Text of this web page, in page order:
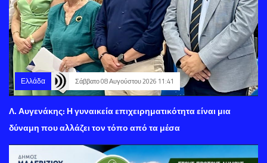
Ελλάδα Σάββατο 08 Αυγούστου 2026 11:41
Λ. Αυγενάκης: Η γυναικεία επιχειρηματικότητα είναι μια
δύναμη που αλλάζει τον τόπο από τα μέσα